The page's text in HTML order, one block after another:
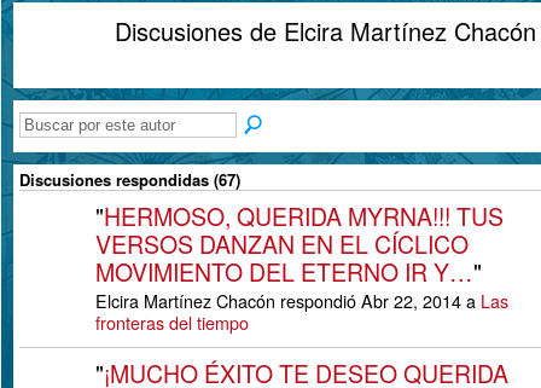
Discusiones de Elcira Martínez
Discusiones respondidas (67)
"HERMOSO, QUERIDA MYRNA!!! TUS
VERSOS DANZAN EN EL CÍCLICO
MOVIMIENTO DEL ETERNO IR Y…"
Elcira Martínez Chacón respondió Abr 22, 2014 a Las
fronteras del tiempo
"¡MUCHO ÉXITO TE DESEO QUERIDA